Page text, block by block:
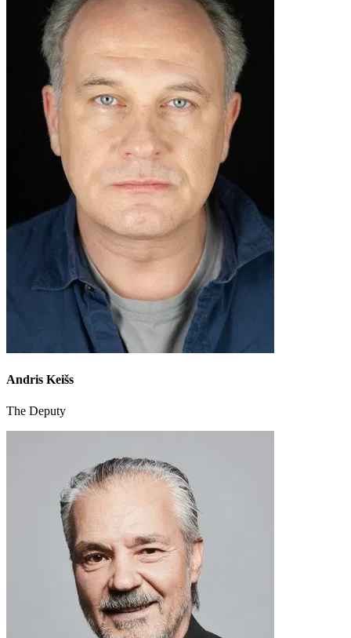
Andris Keišs
The Deputy